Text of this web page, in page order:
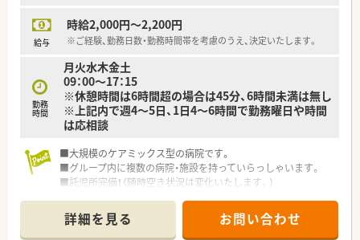
給与
時給2,000円～2,200円
※ご経験、勤務日数・勤務時間帯を考慮のうえ、決定いたします。
勤務
時間
月火水木金土
09：00～17：15
※休憩時間は6時間超の場合は45分、6時間未満は無し
※上記内で週4～5日、1日4～6時間で勤務曜日や時間
は応相談
■大規模のケアミックス型の病院です。
■グループ内に複数の病院・施設を持っていらっしゃいます。
■託児所完備！（随時空き状況は変化いたします。）
詳細を見る お問い合わせ